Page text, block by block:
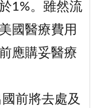
1%。雖然流
國醫療費用
應購妥醫療
前將去處及